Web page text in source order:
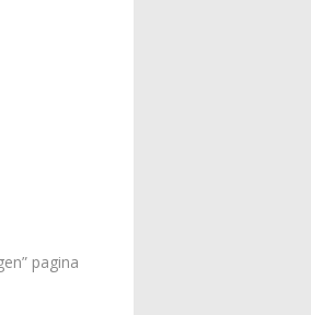
pagina